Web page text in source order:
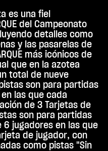
es una fiel
del Campeonato
detalles como
y las pasarelas de
más icónicos de
que en la azotea
total de nueve
son para partidas
las que cada
de 3 Tarjetas de
son para partidas
jugadores en las que
de jugador, con
como pistas "Sin